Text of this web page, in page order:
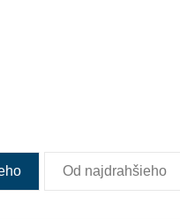
Od najdrahšieho